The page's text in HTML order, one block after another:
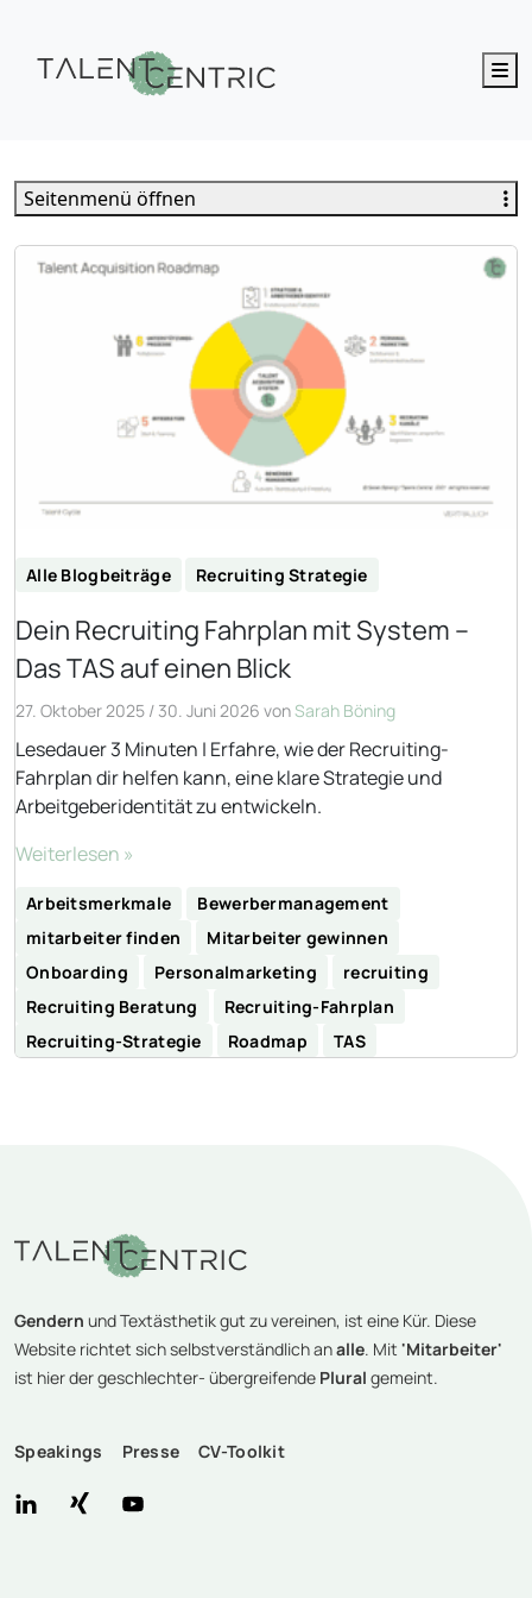
Alle Blogbeiträge Recruiting Strategie
Dein Recruiting Fahrplan mit System –
Das TAS auf einen Blick
27. Oktober 2025 / 30. Juni 2026 vonSarah Böning
Lesedauer 3 Minuten | Erfahre, wie der Recruiting-
Fahrplan dir helfen kann, eine klare Strategie und
Arbeitgeberidentität zu entwickeln.
Weiterlesen »
Arbeitsmerkmale
Bewerbermanagement
mitarbeiter finden
Mitarbeiter gewinnen
Onboarding
Personalmarketing
recruiting
Recruiting Beratung
Recruiting-Fahrplan
Recruiting-Strategie
Roadmap TAS
Seitenmenü öffnen
Gendern und Textästhetik gut zu vereinen, ist eine Kür. Diese
Website richtet sich selbstverständlich analle. Mit 'Mitarbeiter'
ist hier der geschlechter- übergreifende Plural gemeint.
Speakings Presse CV-Toolkit